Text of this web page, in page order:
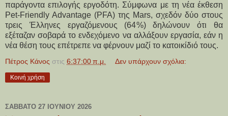
παράγοντα επιλογής εργοδότη. Σύμφωνα με τη νέα έκθεση
Pet-Friendly Advantage (PFA) της Mars, σχεδόν δύο στους
τρεις Έλληνες εργαζόμενους (64%) δηλώνουν ότι θα
εξέταζαν σοβαρά το ενδεχόμενο να αλλάξουν εργασία, εάν η
νέα θέση τους επέτρεπε να φέρνουν μαζί το κατοικίδιό τους.
Πέτρος Κάνος στις 6:37:00 π.μ. Δεν υπάρχουν σχόλια:
Κοινή χρήση
ΣΆΒΒΑΤΟ 27 ΙΟΥΝΊΟΥ 2026